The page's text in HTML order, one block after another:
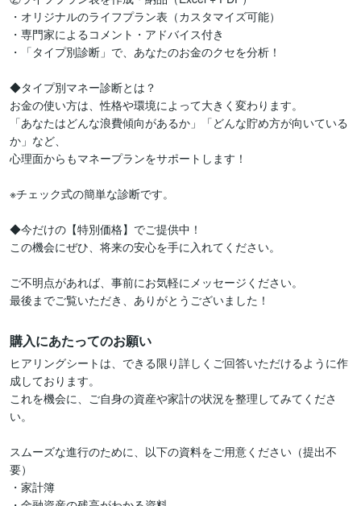
・オリジナルのライフプラン表（カスタマイズ可能）
・専門家によるコメント・アドバイス付き
・「タイプ別診断」で、あなたのお金のクセを分析！
◆タイプ別マネー診断とは？
お金の使い方は、性格や環境によって大きく変わります。
「あなたはどんな浪費傾向があるか」「どんな貯め方が向いている
か」など、
心理面からもマネープランをサポートします！
※チェック式の簡単な診断です。
◆今だけの【特別価格】でご提供中！
この機会にぜひ、将来の安心を手に入れてください。
ご不明点があれば、事前にお気軽にメッセージください。
最後までご覧いただき、ありがとうございました！
購入にあたってのお願い
ヒアリングシートは、できる限り詳しくご回答いただけるように作
成しております。
これを機会に、ご自身の資産や家計の状況を整理してみてくださ
い。
スムーズな進行のために、以下の資料をご用意ください（提出不
要）
・家計簿